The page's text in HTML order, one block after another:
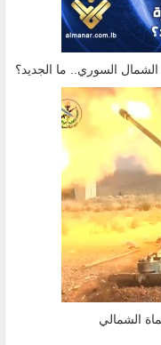
السوري.. ما الجديد؟
الشمالي